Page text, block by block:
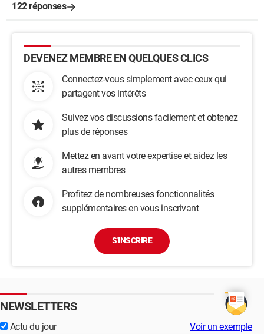
122 réponses
DEVENEZ MEMBRE EN QUELQUES CLICS
Connectez-vous simplement avec ceux qui
partagent vos intérêts
Suivez vos discussions facilement et obtenez
plus de réponses
Mettez en avant votre expertise et aidez les
autres membres
Profitez de nombreuses fonctionnalités
supplémentaires en vous inscrivant
S'INSCRIRE
NEWSLETTERS
Actu du jour Voir un exemple